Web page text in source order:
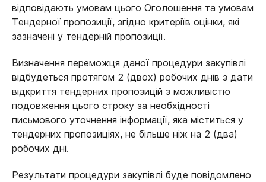
відповідають умовам цього Оголошення та умовам
Тендерної пропозиції, згідно критеріїв оцінки, які
зазначені у тендерній пропозиції.
Визначення переможця даної процедури закупівлі
відбудеться протягом 2 (двох) робочих днів з дати
відкриття тендерних пропозицій з можливістю
подовження цього строку за необхідності
письмового уточнення інформації, яка міститься у
тендерних пропозиціях, не більше ніж на 2 (два)
робочих дні.
Результати процедури закупівлі буде повідомлено